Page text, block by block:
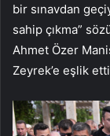
bir sınavdan
sahip çıkma”
Ahmet Özer
Zeyrek’e eşlik